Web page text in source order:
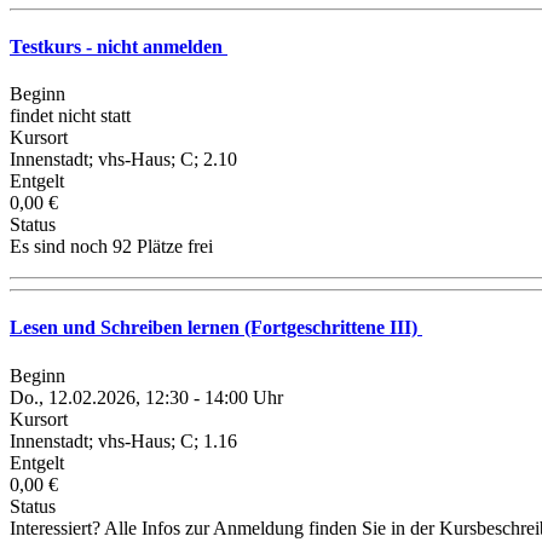
Testkurs - nicht anmelden
Beginn
findet nicht statt
Kursort
Innenstadt; vhs-Haus; C; 2.10
Entgelt
0,00 €
Status
Es sind noch 92 Plätze frei
Lesen und Schreiben lernen (Fortgeschrittene III)
Beginn
Do., 12.02.2026, 12:30 - 14:00 Uhr
Kursort
Innenstadt; vhs-Haus; C; 1.16
Entgelt
0,00 €
Status
Interessiert? Alle Infos zur Anmeldung finden Sie in der